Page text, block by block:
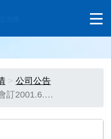
公司公告
訂2001.6.…